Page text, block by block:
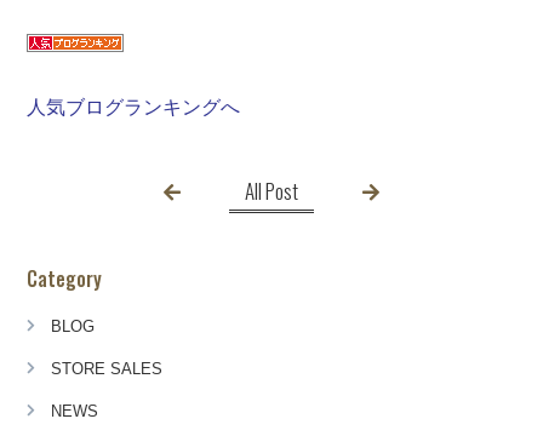
人気ブログランキングへ
All Post
Category
BLOG
STORE SALES
NEWS